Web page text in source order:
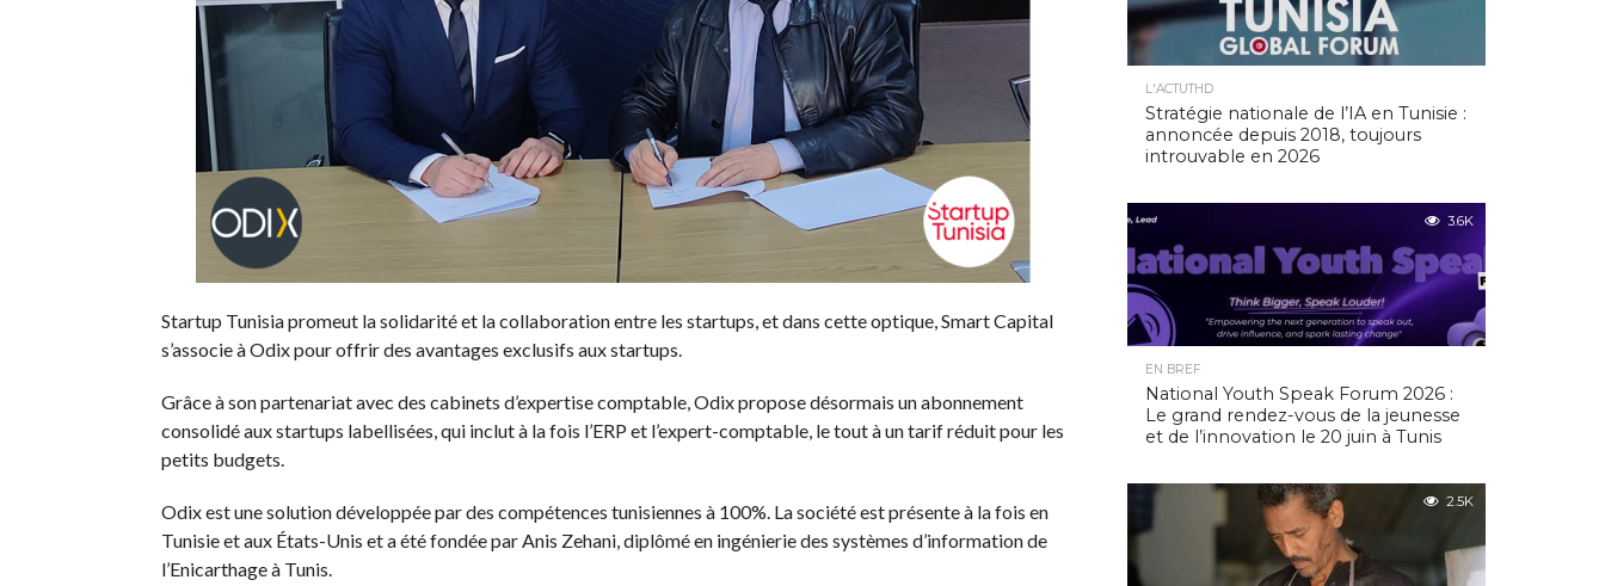
Startup Tunisia promeut la solidarité et la collaboration entre les startups, et dans cette optique, Smart Capital
s’associe à Odix pour offrir des avantages exclusifs aux startups.
Grâce à son partenariat avec des cabinets d’expertise comptable, Odix propose désormais un abonnement
consolidé aux startups labellisées, qui inclut à la fois l’ERP et l’expert-comptable, le tout à un tarif réduit pour les
petits budgets.
Odix est une solution développée par des compétences tunisiennes à 100%. La société est présente à la fois en
Tunisie et aux États-Unis et a été fondée par Anis Zehani, diplômé en ingénierie des systèmes d’information de
l’Enicarthage à Tunis.
L'ACTUTHD
Stratégie nationale de l’IA en Tunisie :
annoncée depuis 2018, toujours
introuvable en 2026
3.6K
EN BREF
National Youth Speak Forum 2026 :
Le grand rendez-vous de la jeunesse
et de l’innovation le 20 juin à Tunis
2.5K